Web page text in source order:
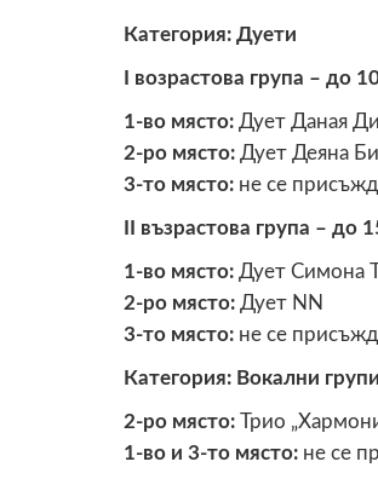
Категория: Дуети
I возрастова група – до
1-во място: Дует Даная
2-ро място: Дует Деяна
3-то място: не се
II възрастова група – до
1-во място: Дует Симона
2-ро място: Дует NN
3-то място: не се
Категория: Вокални
2-ро място: Трио
1-во и 3-то място: не се